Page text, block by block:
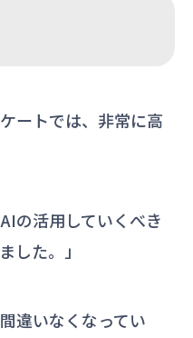
ートでは、非常に高
の活用していくべき
した。」
違いなくなってい